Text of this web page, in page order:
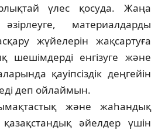
үлес қосуда. Жаңа
материал­дар­ды
жүйелерін жақ­сартуға
шешімдерді ен­гізуге және
қауіп­сіздік деңгейін
деп ойлаймын.
және жаһандық
әйелдер үшін